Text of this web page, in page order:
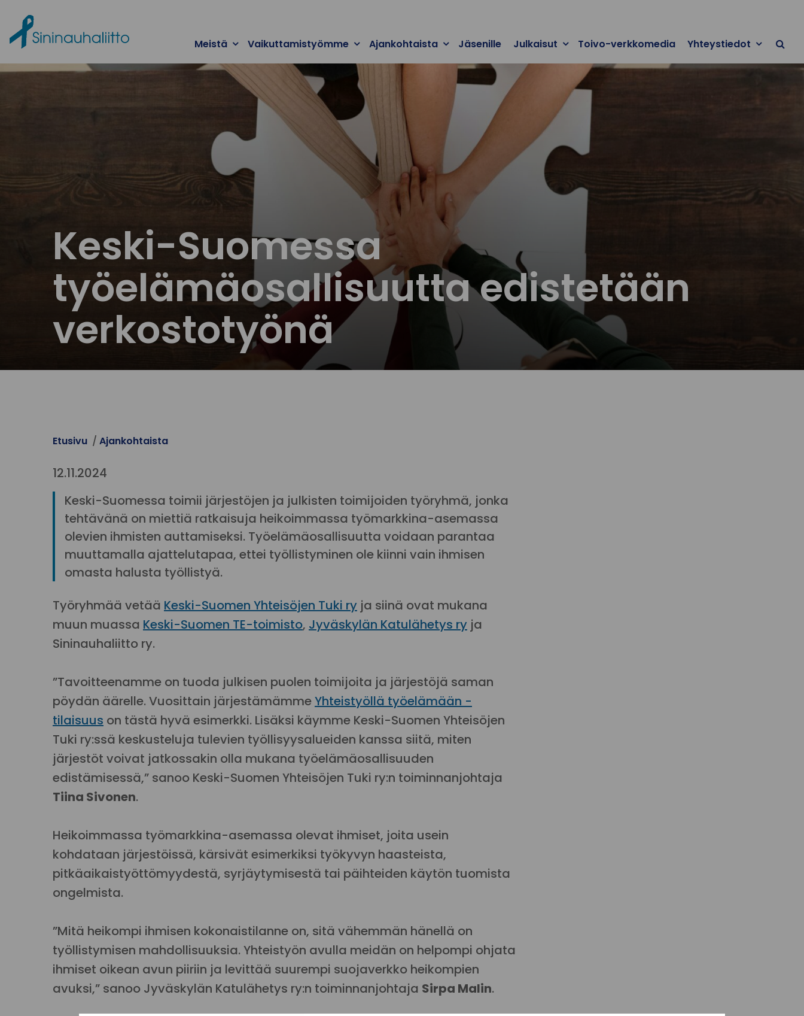
Meistä Vaikuttamistyömme Ajankohtaista Jäsenille Julkaisut Toivo-verkkomedia Yhteystiedot
Keski-Suomessa
työelämäosallisuutta edistetään
verkostotyönä
Etusivu Ajankohtaista
12.11.2024
Keski-Suomessa toimii järjestöjen ja julkisten toimijoiden työryhmä, jonka
tehtävänä on miettiä ratkaisuja heikoimmassa työmarkkina-asemassa
olevien ihmisten auttamiseksi. Työelämäosallisuutta voidaan parantaa
muuttamalla ajattelutapaa, ettei työllistyminen ole kiinni vain ihmisen
omasta halusta työllistyä.
Työryhmää vetää Keski-Suomen Yhteisöjen Tuki ry ja siinä ovat mukana
muun muassa Keski-Suomen TE-toimisto, Jyväskylän Katulähetys ry ja
Sininauhaliitto ry.
”Tavoitteenamme on tuoda julkisen puolen toimijoita ja järjestöjä saman
pöydän äärelle. Vuosittain järjestämämmeYhteistyöllä työelämään -
tilaisuus on tästä hyvä esimerkki. Lisäksi käymme Keski-Suomen Yhteisöjen
Tuki ry:ssä keskusteluja tulevien työllisyysalueiden kanssa siitä, miten
järjestöt voivat jatkossakin olla mukana työelämäosallisuuden
edistämisessä,” sanoo Keski-Suomen Yhteisöjen Tuki ry:n toiminnanjohtaja
Tiina Sivonen.
Heikoimmassa työmarkkina-asemassa olevat ihmiset, joita usein
kohdataan järjestöissä, kärsivät esimerkiksi työkyvyn haasteista,
pitkäaikaistyöttömyydestä, syrjäytymisestä tai päihteiden käytön tuomista
ongelmista.
”Mitä heikompi ihmisen kokonaistilanne on, sitä vähemmän hänellä on
työllistymisen mahdollisuuksia. Yhteistyön avulla meidän on helpompi ohjata
ihmiset oikean avun piiriin ja levittää suurempi suojaverkko heikompien
avuksi,” sanoo Jyväskylän Katulähetys ry:n toiminnanjohtaja Sirpa Malin.